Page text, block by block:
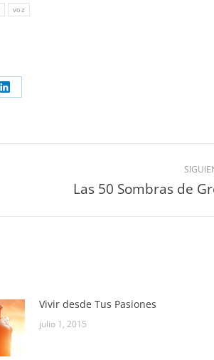
voz
Las 50 Sombras de
Vivir desde Tus Pasiones
julio 1, 2015